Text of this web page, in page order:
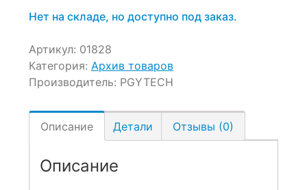
Нет на складе, но доступно под заказ.
Артикул: 01828
Категория: Архив товаров
Производитель: PGYTECH
Описание Детали Отзывы (0)
Описание